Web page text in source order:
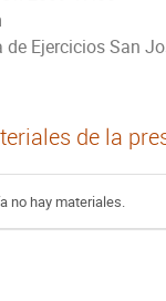
de Ejercicios San
de la
no hay materiales.